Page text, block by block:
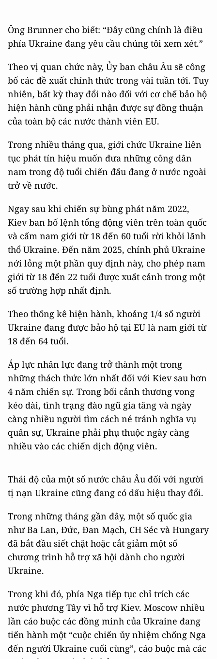
Ông Brunner cho biết: “Đây cũng chính là điều
phía Ukraine đang yêu cầu chúng tôi xem xét.”
Theo vị quan chức này, Ủy ban châu Âu sẽ công
bố các đề xuất chính thức trong vài tuần tới. Tuy
nhiên, bất kỳ thay đổi nào đối với cơ chế bảo hộ
hiện hành cũng phải nhận được sự đồng thuận
của toàn bộ các nước thành viên EU.
Trong nhiều tháng qua, giới chức Ukraine liên
tục phát tín hiệu muốn đưa những công dân
nam trong độ tuổi chiến đấu đang ở nước ngoài
trở về nước.
Ngay sau khi chiến sự bùng phát năm 2022,
Kiev ban bố lệnh tổng động viên trên toàn quốc
và cấm nam giới từ 18 đến 60 tuổi rời khỏi lãnh
thổ Ukraine. Đến năm 2025, chính phủ Ukraine
nới lỏng một phần quy định này, cho phép nam
giới từ 18 đến 22 tuổi được xuất cảnh trong một
số trường hợp nhất định.
Theo thống kê hiện hành, khoảng 1/4 số người
Ukraine đang được bảo hộ tại EU là nam giới từ
18 đến 64 tuổi.
Áp lực nhân lực đang trở thành một trong
những thách thức lớn nhất đối với Kiev sau hơn
4 năm chiến sự. Trong bối cảnh thương vong
kéo dài, tình trạng đào ngũ gia tăng và ngày
càng nhiều người tìm cách né tránh nghĩa vụ
quân sự, Ukraine phải phụ thuộc ngày càng
nhiều vào các chiến dịch động viên.
Thái độ của một số nước châu Âu đối với người
tị nạn Ukraine cũng đang có dấu hiệu thay đổi.
Trong những tháng gần đây, một số quốc gia
như Ba Lan, Đức, Đan Mạch, CH Séc và Hungary
đã bắt đầu siết chặt hoặc cắt giảm một số
chương trình hỗ trợ xã hội dành cho người
Ukraine.
Trong khi đó, phía Nga tiếp tục chỉ trích các
nước phương Tây vì hỗ trợ Kiev. Moscow nhiều
lần cáo buộc các đồng minh của Ukraine đang
tiến hành một “cuộc chiến ủy nhiệm chống Nga
đến người Ukraine cuối cùng”, cáo buộc mà các